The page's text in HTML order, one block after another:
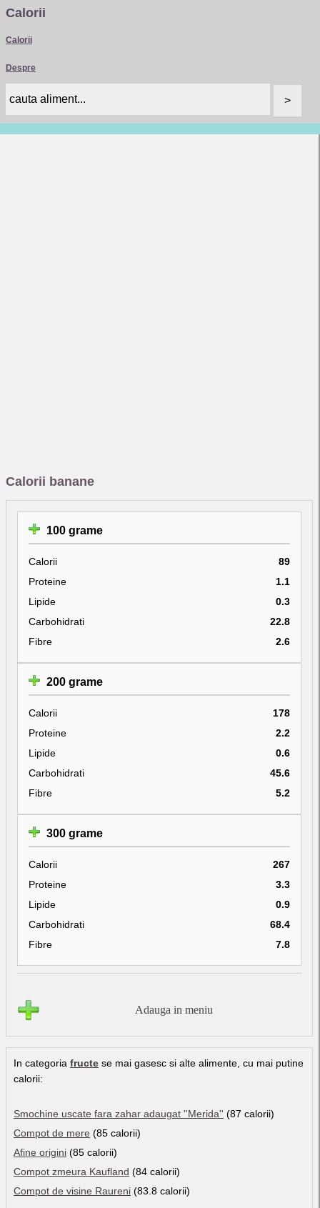
Calorii
Calorii
Despre
Calorii banane
100 grame
Calorii
89
Proteine
1.1
Lipide
0.3
Carbohidrati
22.8
Fibre
2.6
200 grame
Calorii
178
Proteine
2.2
Lipide
0.6
Carbohidrati
45.6
Fibre
5.2
300 grame
Calorii
267
Proteine
3.3
Lipide
0.9
Carbohidrati
68.4
Fibre
7.8
Adauga in meniu
In categoria fructe se mai gasesc si alte alimente, cu mai putine
calorii:
Smochine uscate fara zahar adaugat ''Merida'' (87 calorii)
Compot de mere (85 calorii)
Afine origini (85 calorii)
Compot zmeura Kaufland (84 calorii)
Compot de visine Raureni (83.8 calorii)